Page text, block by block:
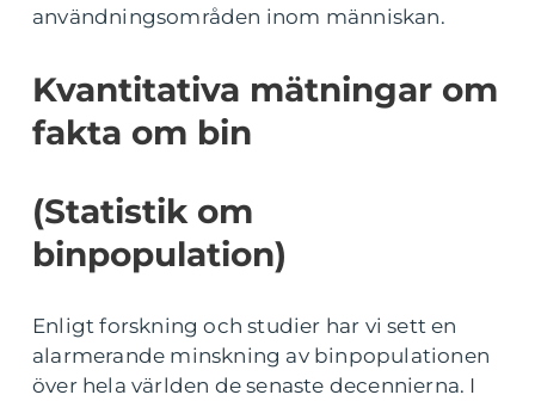
användningsområden inom människan.
Kvantitativa mätningar om
fakta om bin
(Statistik om
binpopulation)
Enligt forskning och studier har vi sett en
alarmerande minskning av binpopulationen
över hela världen de senaste decennierna. I